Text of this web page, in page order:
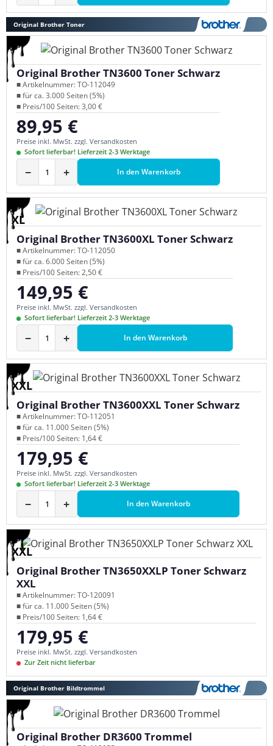
Original Brother Toner
Original Brother TN3600 Toner Schwarz
■ Artikelnummer: TO-112049
■ für ca. 3.000 Seiten (5%)
■ Preis/100 Seiten: 3,00 €
Regulärer Preis:
89,95 €
Preise inkl. MwSt. zzgl. Versandkosten
Sofort lieferbar! Lieferzeit 2-3 Werktage
− + In den Warenkorb
XL
Original Brother TN3600XL Toner Schwarz
■ Artikelnummer: TO-112050
■ für ca. 6.000 Seiten (5%)
■ Preis/100 Seiten: 2,50 €
Regulärer Preis:
149,95 €
Preise inkl. MwSt. zzgl. Versandkosten
Sofort lieferbar! Lieferzeit 2-3 Werktage
− + In den Warenkorb
XXL
Original Brother TN3600XXL Toner Schwarz
■ Artikelnummer: TO-112051
■ für ca. 11.000 Seiten (5%)
■ Preis/100 Seiten: 1,64 €
Regulärer Preis:
179,95 €
Preise inkl. MwSt. zzgl. Versandkosten
Sofort lieferbar! Lieferzeit 2-3 Werktage
− + In den Warenkorb
XXL
Original Brother TN3650XXLP Toner Schwarz
XXL
■ Artikelnummer: TO-120091
■ für ca. 11.000 Seiten (5%)
■ Preis/100 Seiten: 1,64 €
Regulärer Preis:
179,95 €
Preise inkl. MwSt. zzgl. Versandkosten
Zur Zeit nicht lieferbar
Original Brother Bildtrommel
Original Brother DR3600 Trommel